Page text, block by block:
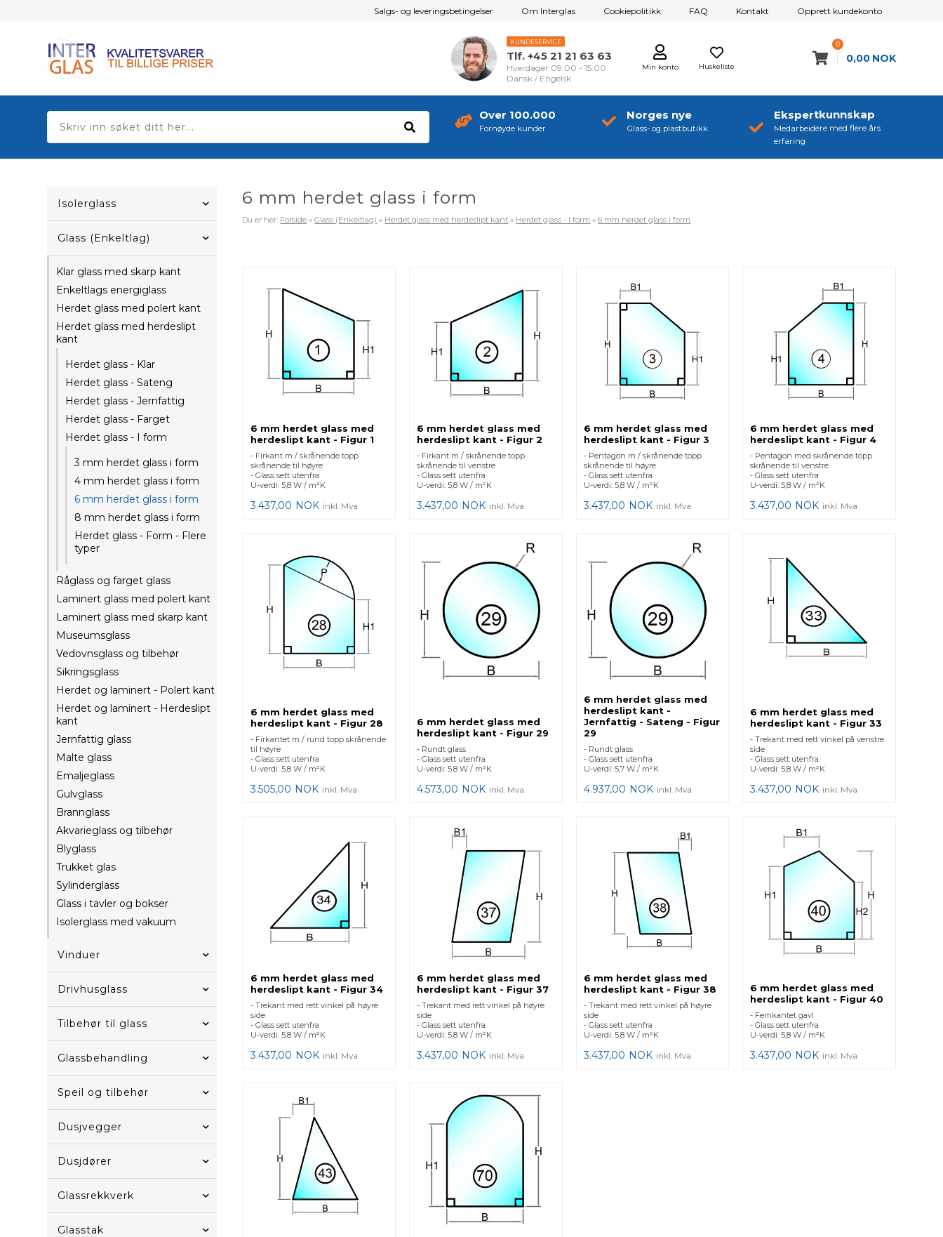
Salgs- og leveringsbetingelser Om Interglas Cookiepolitikk FAQ Kontakt Opprett kundekonto
Huskeliste
Min konto
KUNDESERVICE
Tlf. +45 21 21 63 63
Hverdager 09:00 - 15:00
Dansk / Engelsk
0
0,00 NOK
Over 100.000
Fornøyde kunder
Norges nye
Glass- og plastbutikk
Ekspertkunnskap
Medarbeidere med flere års
erfaring
Isolerglass
Glass (Enkeltlag)
Klar glass med skarp kant
Enkeltlags energiglass
Herdet glass med polert kant
Herdet glass med herdeslipt
kant
Herdet glass - Klar
Herdet glass - Sateng
Herdet glass - Jernfattig
Herdet glass - Farget
Herdet glass - I form
3 mm herdet glass i form
4 mm herdet glass i form
6 mm herdet glass i form
8 mm herdet glass i form
Herdet glass - Form - Flere
typer
Råglass og farget glass
Laminert glass med polert kant
Laminert glass med skarp kant
Museumsglass
Vedovnsglass og tilbehør
Sikringsglass
Herdet og laminert - Polert kant
Herdet og laminert - Herdeslipt
kant
Jernfattig glass
Malte glass
Emaljeglass
Gulvglass
Brannglass
Akvarieglass og tilbehør
Blyglass
Trukket glas
Sylinderglass
Glass i tavler og bokser
Isolerglass med vakuum
Vinduer
Drivhusglass
Tilbehør til glass
Glassbehandling
Speil og tilbehør
Dusjvegger
Dusjdører
Glassrekkverk
Glasstak
6 mm herdet glass i form
Du er her: Forside »Glass (Enkeltlag) » Herdet glass med herdeslipt kant » Herdet glass - I form »6 mm herdet glass i form
6 mm herdet glass med
herdeslipt kant - Figur 1
- Firkant m / skrånende topp
skrånende til høyre
- Glass sett utenfra
U-verdi: 5,8 W / m²K
3.437,00 NOK inkl. Mva
6 mm herdet glass med
herdeslipt kant - Figur 2
- Firkant m / skrånende topp
skrånende til venstre
- Glass sett utenfra
U-verdi: 5,8 W / m²K
3.437,00 NOK inkl. Mva
6 mm herdet glass med
herdeslipt kant - Figur 3
- Pentagon m / skrånende topp
skrånende til høyre
- Glass sett utenfra
U-verdi: 5,8 W / m²K
3.437,00 NOK inkl. Mva
6 mm herdet glass med
herdeslipt kant - Figur 4
- Pentagon med skrånende topp
skrånende til venstre
- Glass sett utenfra
U-verdi: 5,8 W / m²K
3.437,00 NOK inkl. Mva
6 mm herdet glass med
herdeslipt kant - Figur 28
- Firkantet m / rund topp skrånende
til høyre
- Glass sett utenfra
U-verdi: 5,8 W / m²K
3.505,00 NOK inkl. Mva
6 mm herdet glass med
herdeslipt kant - Figur 29
- Rundt glass
- Glass sett utenfra
U-verdi: 5,8 W / m²K
4.573,00 NOK inkl. Mva
6 mm herdet glass med
herdeslipt kant -
Jernfattig - Sateng - Figur
29
- Rundt glass
- Glass sett utenfra
U-verdi: 5,7 W / m²K
4.937,00 NOK inkl. Mva
6 mm herdet glass med
herdeslipt kant - Figur 33
- Trekant med rett vinkel på venstre
side
- Glass sett utenfra
U-verdi: 5,8 W / m²K
3.437,00 NOK inkl. Mva
6 mm herdet glass med
herdeslipt kant - Figur 34
- Trekant med rett vinkel på høyre
side
- Glass sett utenfra
U-verdi: 5,8 W / m²K
3.437,00 NOK inkl. Mva
6 mm herdet glass med
herdeslipt kant - Figur 37
- Trekant med rett vinkel på høyre
side
- Glass sett utenfra
U-verdi: 5,8 W / m²K
3.437,00 NOK inkl. Mva
6 mm herdet glass med
herdeslipt kant - Figur 38
- Trekant med rett vinkel på høyre
side
- Glass sett utenfra
U-verdi: 5,8 W / m²K
3.437,00 NOK inkl. Mva
6 mm herdet glass med
herdeslipt kant - Figur 40
- Femkantet gavl
- Glass sett utenfra
U-verdi: 5,8 W / m²K
3.437,00 NOK inkl. Mva